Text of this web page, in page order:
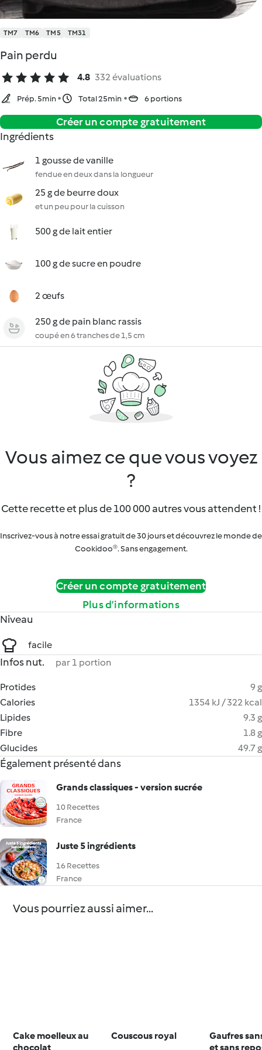
TM7 TM6 TM5 TM31
Pain perdu
4.8 332 évaluations
Prép. 5min Total 25min 6 portions
Créer un compte gratuitement
Ingrédients
1 gousse de vanille
fendue en deux dans la longueur
25 g de beurre doux
et un peu pour la cuisson
500 g de lait entier
100 g de sucre en poudre
2 œufs
250 g de pain blanc rassis
coupé en 6 tranches de 1,5 cm
Vous aimez ce que vous voyez
?
Cette recette et plus de 100 000 autres vous attendent !
Inscrivez-vous à notre essai gratuit de 30 jours et découvrez le monde de
Cookidoo®. Sans engagement.
Créer un compte gratuitement
Plus d’informations
Niveau
facile
Infos nut. par 1 portion
Protides
9 g
Calories
1354 kJ / 322 kcal
Lipides
9.3 g
Fibre
1.8 g
Glucides
49.7 g
Également présenté dans
Grands classiques - version sucrée
10 Recettes
France
Juste 5 ingrédients
16 Recettes
France
Vous pourriez aussi aimer...
Cake moelleux au
chocolat
Couscous royal
Gaufres
et sans